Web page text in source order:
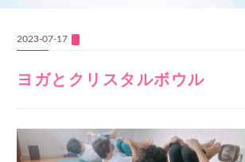
2023-07-17
ヨガとクリスタルボウル